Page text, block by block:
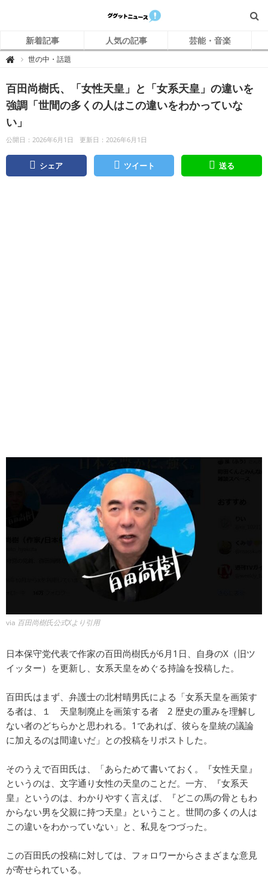
新着記事 人気の記事 芸能・音楽
 グ
ニ
ュ
ー
ス
世の中・話題
百田尚樹氏、「女性天皇」と「女系天皇」の違いを
強調「世間の多くの人はこの違いをわかっていな
い」
公開日：2026年6月1日 更新日：2026年6月1日
シェア ツイート 送る
via 百田尚樹氏公式Xより引用
日本保守党代表で作家の百田尚樹氏が6月1日、自身のX（旧ツ
イッター）を更新し、女系天皇をめぐる持論を投稿した。
百田氏はまず、弁護士の北村晴男氏による「女系天皇を画策す
る者は、１ 天皇制廃止を画策する者 2 歴史の重みを理解し
ない者のどちらかと思われる。1であれば、彼らを皇統の議論
に加えるのは間違いだ」との投稿をリポストした。
そのうえで百田氏は、「あらためて書いておく。『女性天皇』
というのは、文字通り女性の天皇のことだ。一方、『女系天
皇』というのは、わかりやすく言えば、『どこの馬の骨ともわ
からない男を父親に持つ天皇』ということ。世間の多くの人は
この違いをわかっていない」と、私見をつづった。
この百田氏の投稿に対しては、フォロワーからさまざまな意見
が寄せられている。